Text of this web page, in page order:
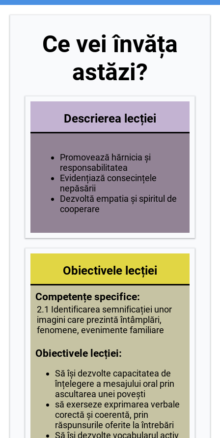
Ce vei învăța
astăzi?
Descrierea lecției
Promovează hărnicia și
responsabilitatea
Evidențiază consecințele
nepăsării
Dezvoltă empatia și spiritul de
cooperare
Obiectivele lecției
Competențe specifice:
2.1 Identificarea semnificației unor
imagini care prezintă întâmplări,
fenomene, evenimente familiare
Obiectivele lecției:
Să își dezvolte capacitatea de
înțelegere a mesajului oral prin
ascultarea unei povești
să exerseze exprimarea verbale
corectă și coerentă, prin
răspunsurile oferite la întrebări
Să își dezvolte vocabularul activ